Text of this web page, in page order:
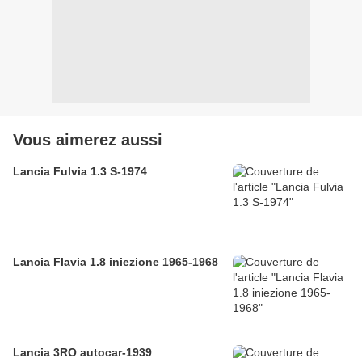
Vous aimerez aussi
Lancia Fulvia 1.3 S-1974
Lancia Flavia 1.8 iniezione 1965-1968
Lancia 3RO autocar-1939